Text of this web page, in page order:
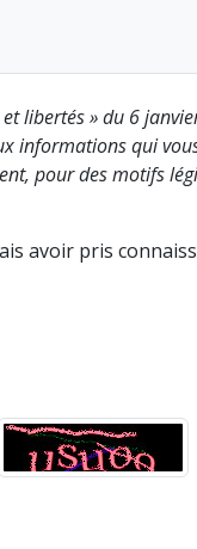
libertés » du 6
informations qui
pour des motifs
avoir pris